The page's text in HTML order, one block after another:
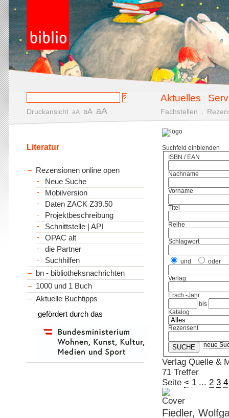
Aktuelles
Druckansicht aA aA aA Fachstellen
Suchfeld einblenden
ISBN / EAN
Nachname
Vorname
Titel
Reihe
Schlagwort
und oder
Verlag
Ersch.-Jahr
bis
Katalog
Rezensent
neue
Verlag Quelle &
71 Treffer
Seite < 1... 2 3 4
Fiedler,
Literatur
Rezensionen online open
Neue Suche
Mobilversion
Daten ZACK Z39.50
Projektbeschreibung
Schnittstelle | API
OPAC alt
die Partner
Suchhilfen
bn - bibliotheksnachrichten
1000 und 1 Buch
Aktuelle Buchtipps
gefördert durch das